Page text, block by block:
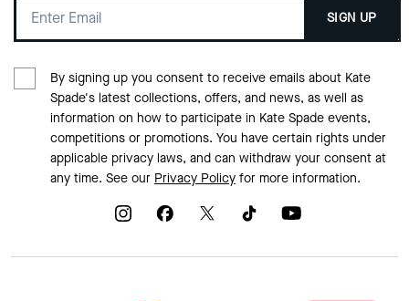
SIGN UP
By signing up you consent to receive emails about Kate
Spade's latest collections, offers, and news, as well as
information on how to participate in Kate Spade events,
competitions or promotions. You have certain rights under
applicable privacy laws, and can withdraw your consent at
any time. See our Privacy Policyfor more information.